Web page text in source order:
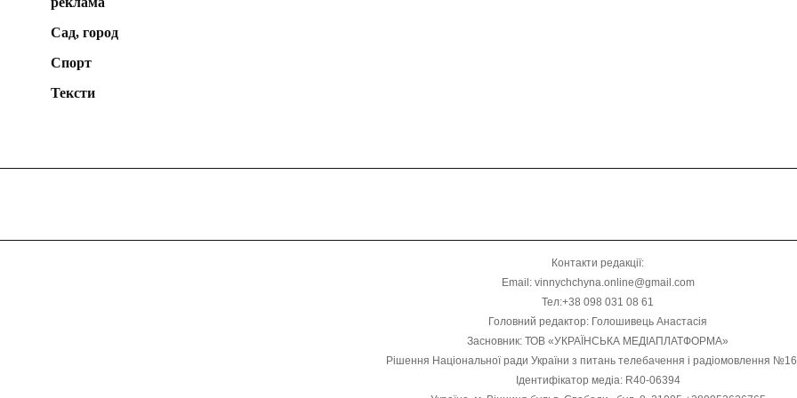
Сад, город
Спорт
Тексти
Контакти редакції:
Email: vinnychchyna.online@gmail.com
Тел:+38 098 031 08 61
Головний редактор: Голошивець Анастасія
Засновник: ТОВ «УКРАЇНСЬКА МЕДІАПЛАТФОРМА»
Рішення Національної ради України з питань телебачення і радіомовлення
Ідентифікатор медіа: R40-06394